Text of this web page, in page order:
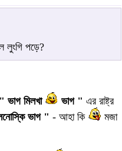
লুংগি পড়ে?
" ভাগ মিলখা ভাগ " এর রাষ্ট্র
ভাগ " - আহা কি
মজা